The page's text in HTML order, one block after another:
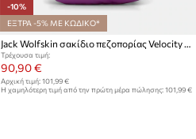
-10%
ΕΞΤΡΑ -5% ΜΕ ΚΩΔΙΚΟ*
Jack Wolfskin σακίδιο πεζοπορίας Velocity 20
Τρέχουσα τιμή:
90,90 €
Αρχική τιμή: 101,99 €
Η χαμηλότερη τιμή από την πρώτη μέρα πώλησης: 101,99 €